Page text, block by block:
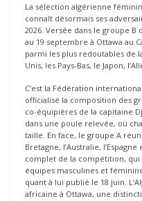
La sélection algérienne
connaît désormais ses
2026. Versée dans le groupe
au 19 septembre à Ottawa au
parmi les plus redoutables de
Unis, les Pays-Bas, le Japon,
C’est la Fédération
officialisé la composition des
co-équipières de la capitaine
dans une poule relevée, où
taille. En face, le groupe A
Bretagne, l’Australie,
complet de la compétition, qui
équipes masculines et
quant à lui publié le 18 juin.
africaine à Ottawa, une